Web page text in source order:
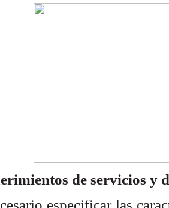
de servicios y
especificar las